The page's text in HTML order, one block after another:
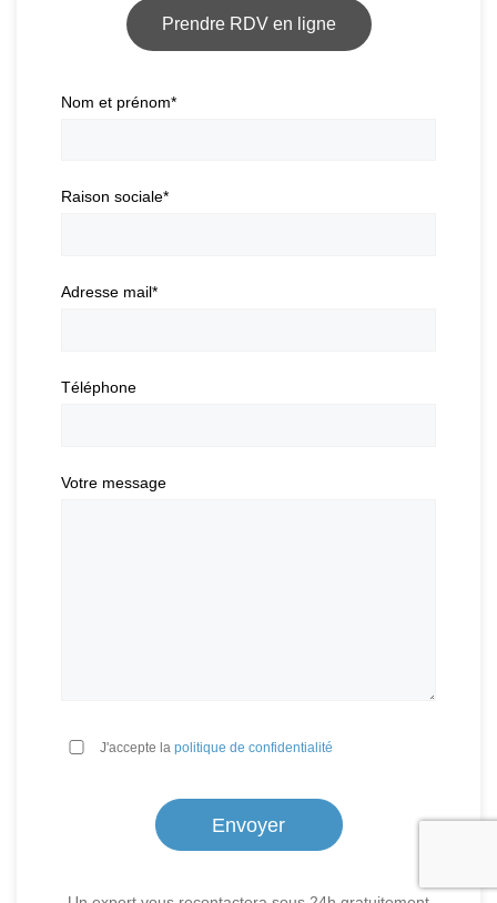
Prendre RDV en ligne
Nom et prénom*
Raison sociale*
Adresse mail*
Téléphone
Votre message
J'accepte la politique de confidentialité